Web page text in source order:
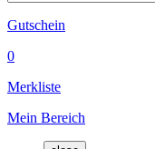
Gutschein
0
Merkliste
Mein Bereich